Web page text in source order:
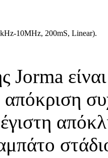
10MHz, 200mS, Linear).
Jorma
απόκριση